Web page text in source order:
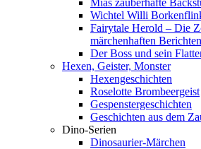
Mias zauberhafte
Wichtel Willi
Fairytale Herold – Die
märchenhaften Berichten
Der Boss und sein
Hexen, Geister, Monster
Hexengeschichten
Roselotte Brombeergeist
Gespenstergeschichten
Geschichten aus dem
Dino-Serien
Dinosaurier-Märchen